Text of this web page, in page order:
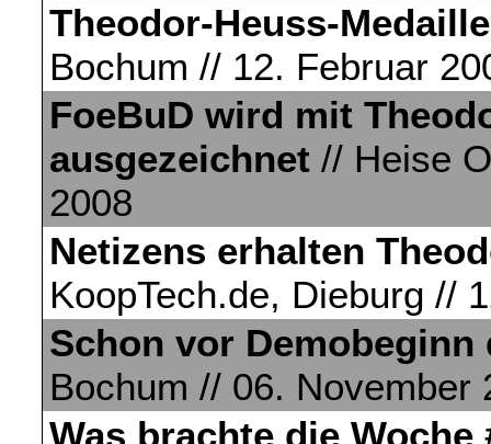
Theodor-Heuss-
Bochum // 12. Februar
FoeBuD wird mit
ausgezeichnet // Heise
2008
Netizens erhalten
KoopTech.de, Dieburg //
Schon vor
Bochum // 06. November
Was brachte die Woche